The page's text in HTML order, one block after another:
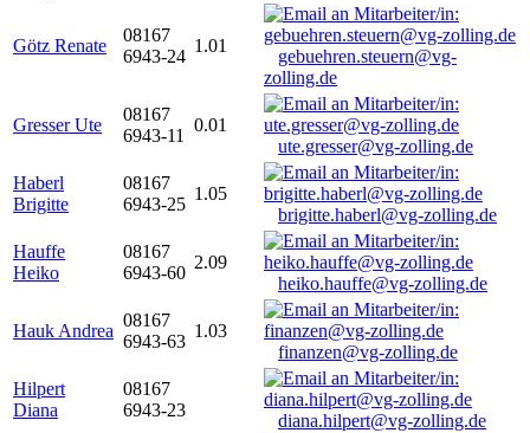
Götz Renate
08167
6943-24
1.01
gebuehren.steuern@vg-
zolling.de
Gresser Ute
08167
6943-11
0.01
ute.gresser@vg-zolling.de
Haberl
Brigitte
08167
6943-25
1.05
brigitte.haberl@vg-zolling.de
Hauffe
Heiko
08167
6943-60
2.09
heiko.hauffe@vg-zolling.de
Hauk Andrea
08167
6943-63
1.03
finanzen@vg-zolling.de
Hilpert
Diana
08167
6943-23
diana.hilpert@vg-zolling.de